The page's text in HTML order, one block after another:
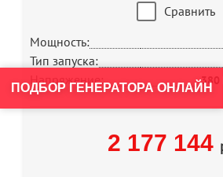
Сравнить
Мощность:
Тип запуска:
Напряжение: 380
2 177 144
ПОДБОР ГЕНЕРАТОРА ОНЛАЙН